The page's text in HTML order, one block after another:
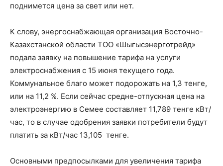
поднимется цена за свет или нет.
К слову, энергоснабжающая организация Восточно-
Казахстанской области ТОО «Шыгысэнерготрейд»
подала заявку на повышение тарифа на услуги
электроснабжения с 15 июня текущего года.
Коммунальное благо может подорожать на 1,3 тенге,
или на 11,2 %. Если сейчас средне-отпускная цена на
электроэнергию в Семее составляет 11,789 тенге кВт/
час, то в случае одобрения заявки потребители будут
платить за кВт/час 13,105 тенге.
Основными предпосылками для увеличения тарифа